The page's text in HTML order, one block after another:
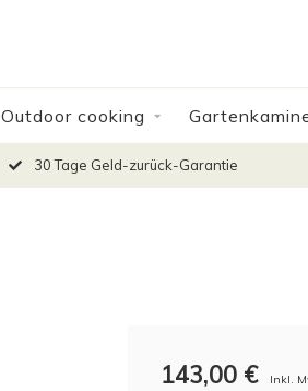
Outdoor cooking
30 Tage Geld-zurück-Garantie
143,00€ Inkl.